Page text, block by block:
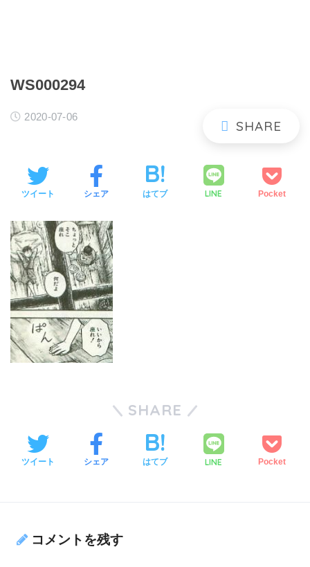
WS000294
2020-07-06
ツイート シェア はてブ LINE Pocket
SHARE
ツイート シェア はてブ LINE Pocket
コメントを残す